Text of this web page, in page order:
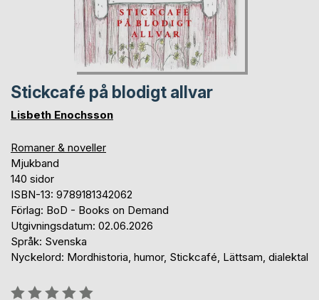
Stickcafé på blodigt allvar
Lisbeth Enochsson
Romaner & noveller
Mjukband
140 sidor
ISBN-13: 9789181342062
Förlag: BoD - Books on Demand
Utgivningsdatum: 02.06.2026
Språk: Svenska
Nyckelord: Mordhistoria, humor, Stickcafé, Lättsam, dialektal
Betyg::